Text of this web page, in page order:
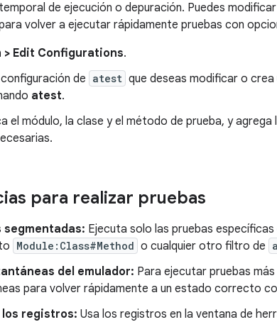
de ejecución o depuración. Puedes
volver a ejecutar rápidamente pruebas con
> Edit Configurations.
de atest que deseas modificar o
atest.
el módulo, la clase y el método de prueba, y
para realizar pruebas
segmentadas: Ejecuta solo las pruebas
Module:Class#Method o cualquier otro filtro de
del emulador: Para ejecutar pruebas
para volver rápidamente a un estado correcto
registros: Usa los registros en la ventana de